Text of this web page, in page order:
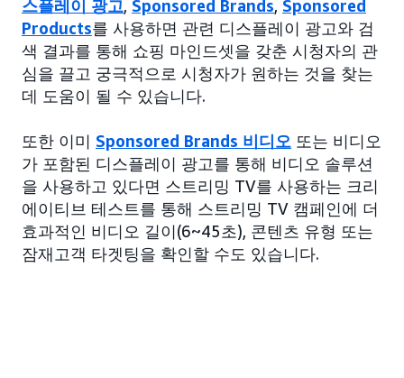
스플레이 광고, Sponsored Brands, Sponsored
Products를 사용하면 관련 디스플레이 광고와 검
색 결과를 통해 쇼핑 마인드셋을 갖춘 시청자의 관
심을 끌고 궁극적으로 시청자가 원하는 것을 찾는
데 도움이 될 수 있습니다.
또한 이미 Sponsored Brands 비디오 또는 비디오
가 포함된 디스플레이 광고를 통해 비디오 솔루션
을 사용하고 있다면 스트리밍 TV를 사용하는 크리
에이티브 테스트를 통해 스트리밍 TV 캠페인에 더
효과적인 비디오 길이(6~45초), 콘텐츠 유형 또는
잠재고객 타겟팅을 확인할 수도 있습니다.